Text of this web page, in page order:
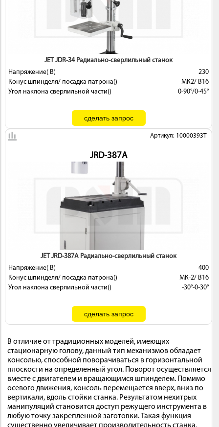
JET JDR-34 Радиально-сверлильный станок
Напряжение( В)
230
Конус шпинделя/ посадка патрона()
МК2/ В16
Угол наклона сверлильной части()
0-90°/0-45°
Артикул: 10000393T
JRD-387A
JET JRD-387A Радиально-сверлильный станок
Напряжение( В)
400
Конус шпинделя/ посадка патрона()
МК-2/ В16
Угол наклона сверлильной части()
-30°-0-30°
В отличие от традиционных моделей, имеющих
стационарную голову, данный тип механизмов обладает
консолью, способной поворачиваться в горизонтальной
плоскости на определенный угол. Поворот осуществляется
вместе с двигателем и вращающимся шпинделем. Помимо
осевого движения, консоль перемещается вверх, вниз по
вертикали, вдоль стойки станка. Результатом нехитрых
манипуляций становится доступ режущего инструмента в
любую точку закрепленной заготовки. Такая функция